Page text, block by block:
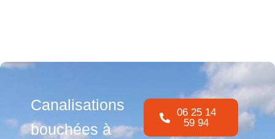
Canalisations
bouchées à
06 25 14
59 94